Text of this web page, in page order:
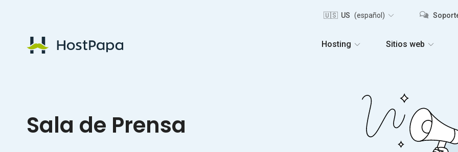
🇺🇸 US (español)
Logotipo de HostPapa
Hosting Sitios web
Sala de Prensa